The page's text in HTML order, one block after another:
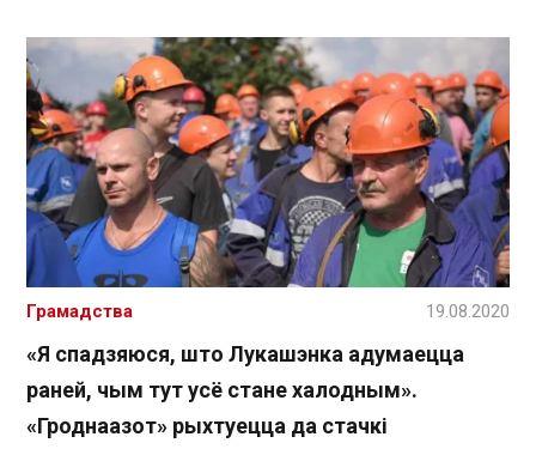
«Я спадзяюся, што Лукашэнка адумаецца
раней, чым тут усё стане халодным».
«Гроднаазот» рыхтуецца да стачкі
Грамадства 19.08.2020